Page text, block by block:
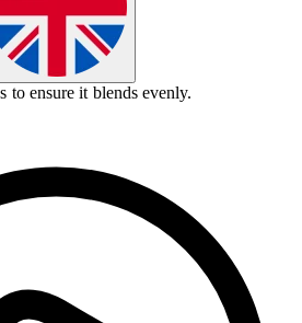
to ensure it blends evenly.